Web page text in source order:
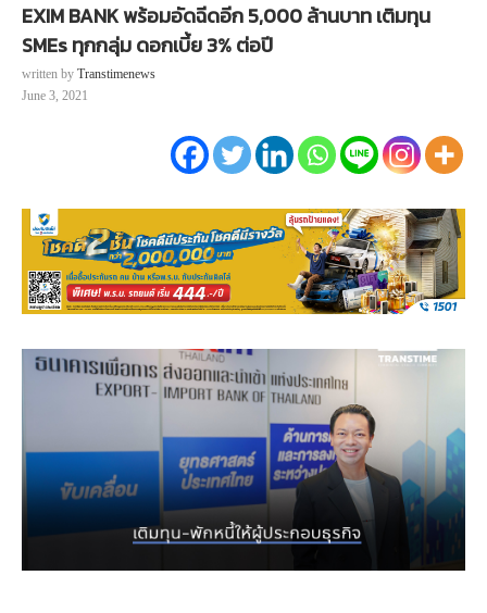
EXIM BANK พร้อมอัดฉีดอีก 5,000 ล้านบาท เติมทุน
SMEs ทุกกลุ่ม ดอกเบี้ย 3% ต่อปี
written by Transtimenews
June 3, 2021